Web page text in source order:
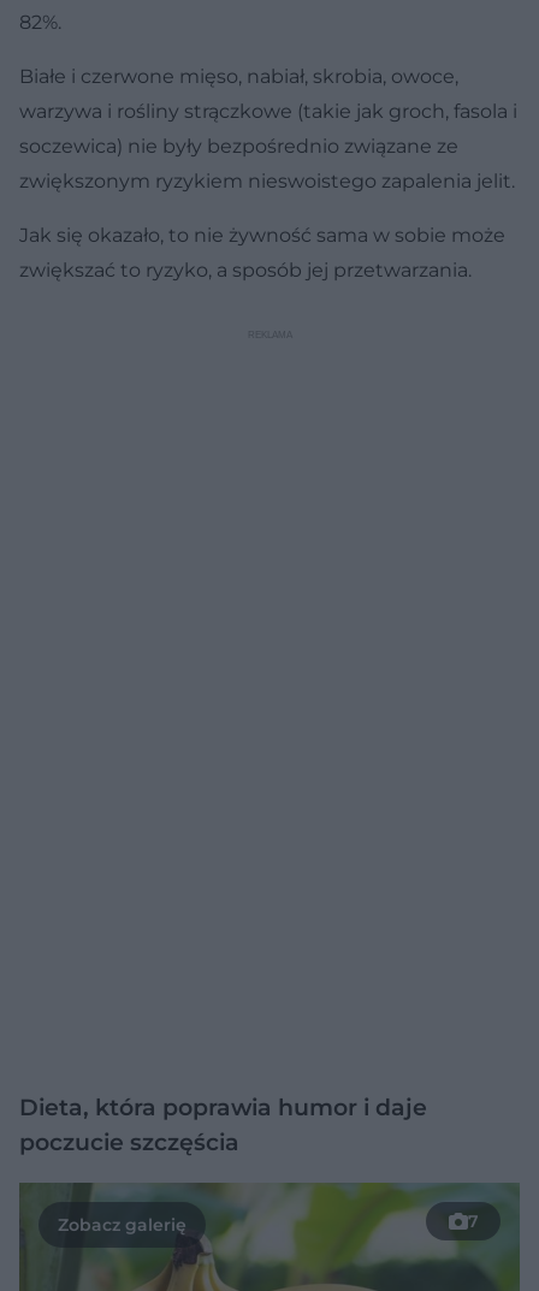
82%.
Białe i czerwone mięso, nabiał, skrobia, owoce,
warzywa i rośliny strączkowe (takie jak groch, fasola i
soczewica) nie były bezpośrednio związane ze
zwiększonym ryzykiem nieswoistego zapalenia jelit.
Jak się okazało, to nie żywność sama w sobie może
zwiększać to ryzyko, a sposób jej przetwarzania.
Dieta, która poprawia humor i daje
poczucie szczęścia
7